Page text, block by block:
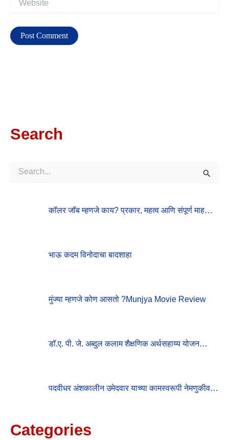
Search
कॉलर जॉब म्हणजे काय? प्रकार, महत्व आणि संपूर्ण माह…
भाऊ कदम विनोदाचा बादशाहा
मुंज्या म्हणजे कोण आसतो ?munjya Movie Review
डॉ.ए. पी. जे. अब्दुल कलाम शैक्षणिक अर्थसहाय्य योजन…
पदवीधर अंशकालीन उमेदवार याच्या कामस्वरूपी नेमणुकीव…
Categories